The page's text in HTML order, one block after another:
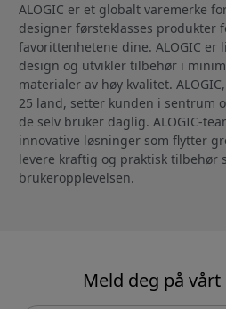
ALOGIC er et globalt varemerke
designer førsteklasses produkter
favorittenhetene dine. ALOGIC er
design og utvikler tilbehør i
materialer av høy kvalitet.
25 land, setter kunden i sentrum
de selv bruker daglig. ALOGIC-
innovative løsninger som flytter
levere kraftig og praktisk tilbehør
brukeropplevelsen.
Meld deg på